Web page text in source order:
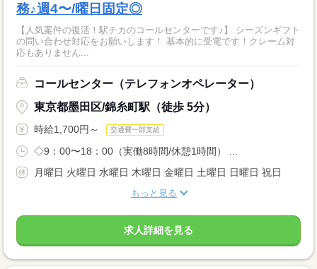
務♪週4〜/曜日固定◎
【人気案件の復活！駅チカのコールセンターです♪】 シーズンギフト
の問い合わせ対応をお願いします！ 基本的に受電です！クレーム対
応もありません...
コールセンター（テレフォンオペレーター）
東京都墨田区/錦糸町駅（徒歩 5分）
時給1,700円～ 交通費一部支給
◇9：00〜18：00（実働8時間/休憩1時間） ...
月曜日 火曜日 水曜日 木曜日 金曜日 土曜日 日曜日 祝日
もっと見る
求人詳細を見る